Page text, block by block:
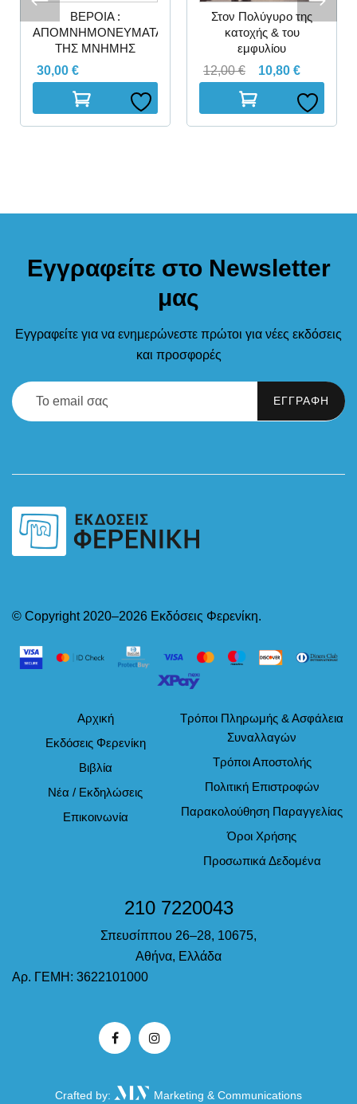
ΒΕΡΟΙΑ :
ΑΠΟΜΝΗΜΟΝΕΥΜΑΤΑ
ΤΗΣ ΜΝΗΜΗΣ
30,00 €
Στον Πολύγυρο της
κατοχής & του
εμφυλίου
12,00€ 10,80€
Εγγραφείτε στο Newsletter
μας
Εγγραφείτε για να ενημερώνεστε πρώτοι για νέες εκδόσεις
και προσφορές
© Copyright 2020–2026 Εκδόσεις Φερενίκη.
Αρχική
Εκδόσεις Φερενίκη
Βιβλία
Νέα / Εκδηλώσεις
Επικοινωνία
Τρόποι Πληρωμής & Ασφάλεια
Συναλλαγών
Τρόποι Αποστολής
Πολιτική Επιστροφών
Παρακολούθηση Παραγγελίας
Όροι Χρήσης
Προσωπικά Δεδομένα
210 7220043
Σπευσίππου 26–28, 10675,
Αθήνα, Ελλάδα
Αρ. ΓΕΜΗ: 3622101000
Crafted by: Marketing & Communications